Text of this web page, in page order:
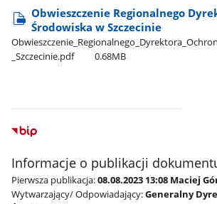
Obwieszczenie Regionalnego
Środowiska w Szczecinie
_Szczecinie.pdf
0.68MB
Informacje o publikacji
Pierwsza publikacja:08.08.2023 13:08 Maciej
Wytwarzający/ Odpowiadający:Generalny